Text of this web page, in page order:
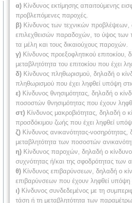
α) Κίνδυνος εκτίμησης απαιτούμενης
προβλεπόμενες παροχές.
β) Κίνδυνος των τεχνικών προβλέψεων,
επιλεχθεισών παραδοχών, το ύψος των
τα μέλη και τους δικαιούχους παροχών.
γ) Κίνδυνος προεξοφλητικού
μεταβλητότητα του επιτοκίου που
δ) Κίνδυνος πληθωρισμού, δηλαδή ο
πληθωρισμού που έχει ληφθεί υπόψη στις
ε) Κίνδυνος θνησιμότητας, δηλαδή ο
ποσοστών θνησιμότητας που έχουν
στ) Κίνδυνος μακροβιότητας, δηλαδή ο
προσδόκιμου ζωής που έχει ληφθεί υπόψη
ζ) Κίνδυνος ανικανότητας-
μεταβλητότητα των ποσοστών
η) Κίνδυνος παροχών, δηλαδή ο
συχνότητας ή/και της σφοδρότητας των
θ) Κίνδυνος επιβαρύνσεων, δηλαδή ο
επιβαρύνσεων που έχουν ληφθεί υπόψη
ι) Κίνδυνος συνδεδεμένος με τη
τάση ή τη μεταβλητότητα των